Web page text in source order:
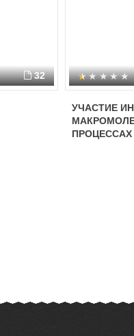
32
УЧАСТИЕ